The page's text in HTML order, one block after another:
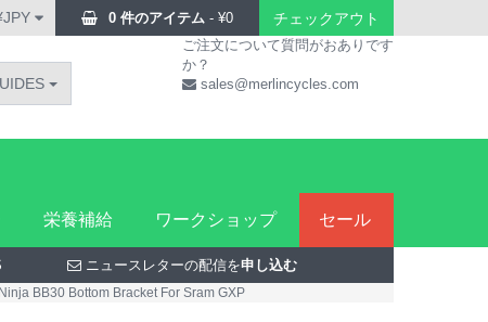
0 件のアイテム - ¥0 チェックアウト
ご注文について質問がおありです
か？
sales@merlincycles.com
栄養補給 ワークショップ セール
ニュースレターの配信を申し込む
BB30 Bottom Bracket For Sram GXP